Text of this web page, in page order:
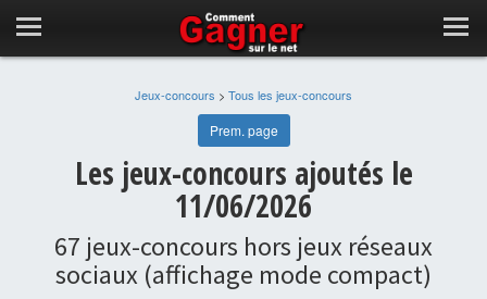
Jeux-concours > Tous les jeux-concours
Prem. page
Les jeux-concours ajoutés le
11/06/2026
67 jeux-concours hors jeux réseaux
sociaux (affichage mode compact)